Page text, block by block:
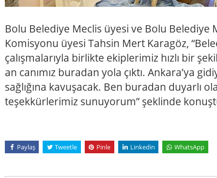
Bolu Belediye Meclis üyesi ve Bolu Belediye
Komisyonu üyesi Tahsin Mert Karagöz,
çalışmalarıyla birlikte ekiplerimiz hızlı bir
an canımız buradan yola çıktı. Ankara’ya
sağlığına kavuşacak. Ben buradan duyarlı
teşekkürlerimiz sunuyorum” şeklinde
Paylaş Tweetle Pinle Linkedin WhatsApp